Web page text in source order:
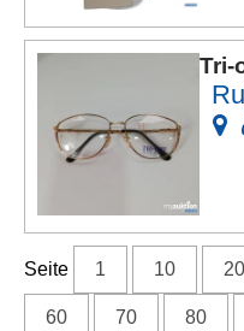
Tri-
Seite 1 10 20
60 70 80